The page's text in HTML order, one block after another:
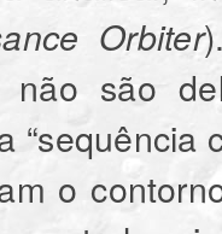
Orbiter
são
o